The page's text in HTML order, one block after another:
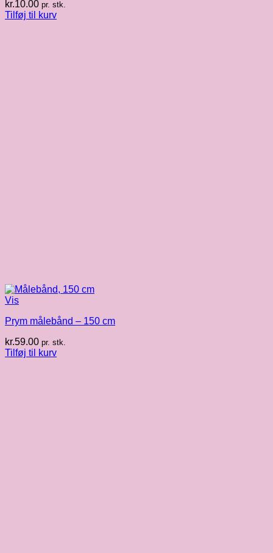
kr.10.00 pr. stk.
Tilføj til kurv
Vis
Prym målebånd – 150 cm
kr.59.00 pr. stk.
Tilføj til kurv